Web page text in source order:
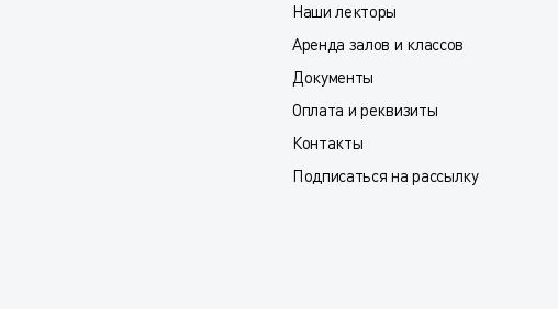
Наши лекторы
Аренда залов и классов
Документы
Оплата и реквизиты
Контакты
Подписаться на рассылку